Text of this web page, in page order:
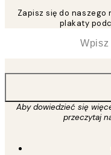
Zapisz się do naszego
plakaty
Aby dowiedzieć się
przeczytaj